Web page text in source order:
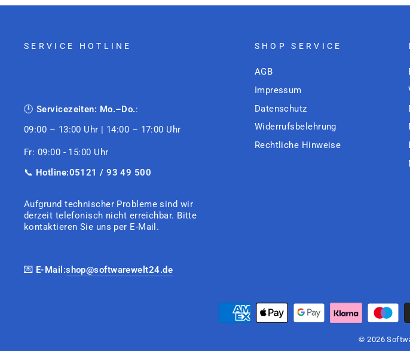
SERVICE HOTLINE
🕒 Servicezeiten: Mo.–Do.:
09:00 – 13:00 Uhr | 14:00 – 17:00 Uhr
Fr: 09:00 - 15:00 Uhr
📞 Hotline:05121 / 93 49 500
Aufgrund technischer Probleme sind wir
derzeit telefonisch nicht erreichbar. Bitte
kontaktieren Sie uns per E-Mail.
💌 E-Mail:shop@softwarewelt24.de
SHOP SERVICE
AGB
Impressum
Datenschutz
Widerrufsbelehrung
Rechtliche Hinweise
© 2026